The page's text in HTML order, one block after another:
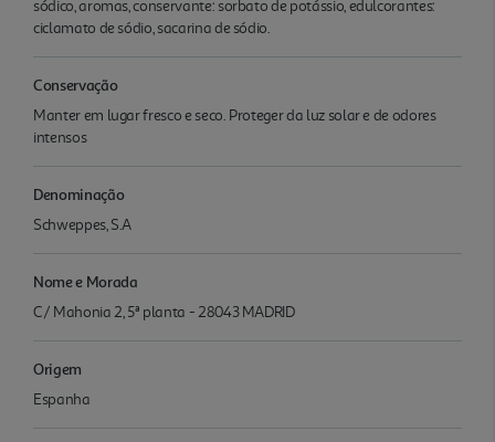
sódico, aromas, conservante: sorbato de potássio, edulcorantes:
ciclamato de sódio, sacarina de sódio.
Conservação
Manter em lugar fresco e seco. Proteger da luz solar e de odores
intensos
Denominação
Schweppes, S.A
Nome e Morada
C/ Mahonia 2, 5ª planta - 28043 MADRID
Origem
Espanha